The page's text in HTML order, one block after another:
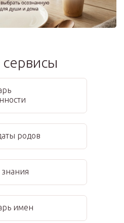
родов
имен